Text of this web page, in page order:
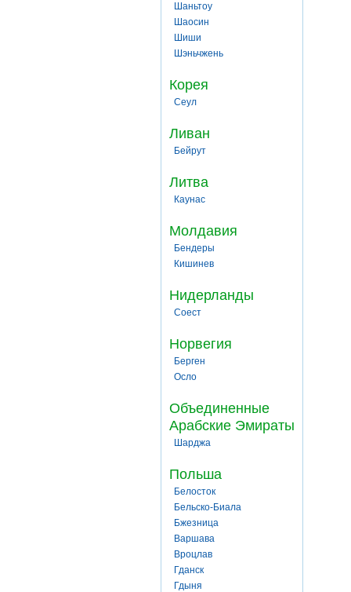
Шаньтоу
Шаосин
Шиши
Шэньчжень
Корея
Сеул
Ливан
Бейрут
Литва
Каунас
Молдавия
Бендеры
Кишинев
Нидерланды
Соест
Норвегия
Берген
Осло
Объединенные
Арабские Эмираты
Шарджа
Польша
Белосток
Бельско-Биала
Бжезница
Варшава
Вроцлав
Гданск
Гдыня